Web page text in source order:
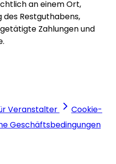
an einem Ort,
Restguthabens,
Zahlungen und
Veranstalter
Cookie-
Geschäftsbedingungen